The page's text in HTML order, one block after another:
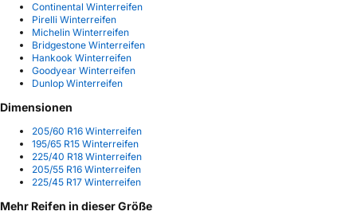
Continental Winterreifen
Pirelli Winterreifen
Michelin Winterreifen
Bridgestone Winterreifen
Hankook Winterreifen
Goodyear Winterreifen
Dunlop Winterreifen
Dimensionen
205/60 R16 Winterreifen
195/65 R15 Winterreifen
225/40 R18 Winterreifen
205/55 R16 Winterreifen
225/45 R17 Winterreifen
Mehr Reifen in dieser Größe